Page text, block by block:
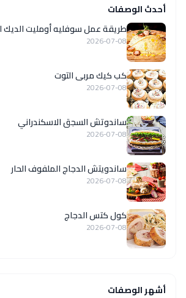
أحدث الوصفات
طريقة عمل سوفليه أومليت الديك
2026-07-08
كب كيك مربى التوت
2026-07-08
ساندوتش السجق الاسكندراني
2026-07-08
ساندويتش الدجاج الملفوف الحار
2026-07-08
كول كتس الدجاج
2026-07-08
أشهر الوصفات